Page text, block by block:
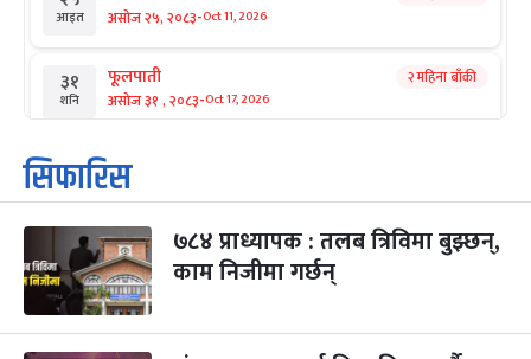
आइत असोज २५, २०८३-Oct 11, 2026
३१
शनि
फूलपाती
असोज ३१ , २०८३-Oct 17, 2026
२ महिना बाँकी
१
आइत
कार्तिक सङ्क्रान्ति
कार्तिक १, २०८३
३
मंगल
महानवमी
कार्तिक ३, २०८३-Oct 20, 2026
२ महिना बाँकी
४
बुध कार्तिक ४, २०८३
सिफारिस
७८४ प्राध्यापक : तलब त्रिविमा बुझ्छन्,
काम निजीमा गर्छन्